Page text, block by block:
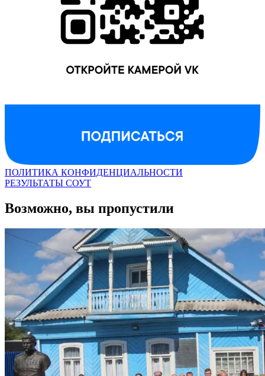
ПОЛИТИКА КОНФИДЕНЦИАЛЬНОСТИ
РЕЗУЛЬТАТЫ СОУТ
Возможно, вы пропустили